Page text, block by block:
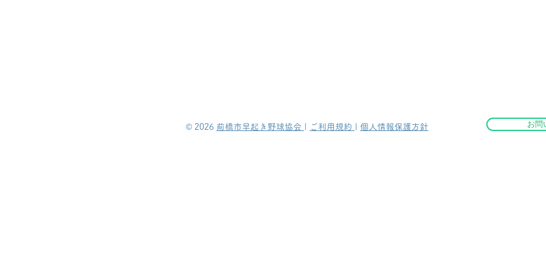
©︎ 2026 前橋市早起き野球協会 ご利用規約 個人情報保護方針 お問